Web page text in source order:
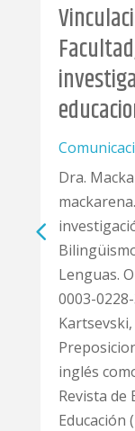
Dra.
Lenguas.
0003-
Kartsevski,
inglés
Revista de
Educación